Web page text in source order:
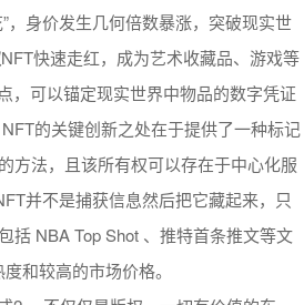
，身价发生几何倍数暴涨，突破现实世
NFT快速走红，成为艺术收藏品、游戏等
，可以锚定现实世界中物品的数字凭证
的关键创新之处在于提供了一种标记
方法，且该所有权可以存在于中心化服
并不是捕获信息然后把它藏起来，只
括 NBA Top Shot 、推特首条推文等文
和较高的市场价格。